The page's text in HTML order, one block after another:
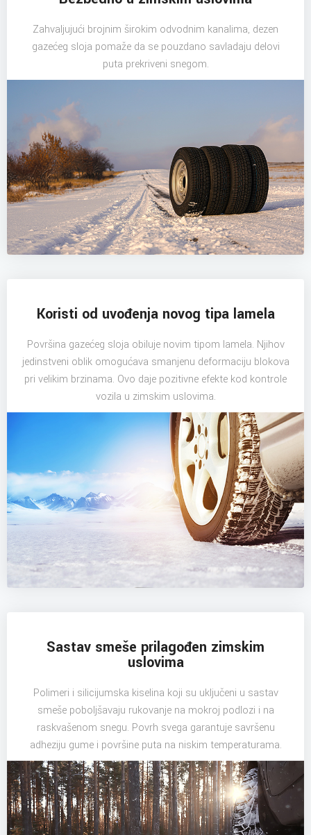
Zahvaljujući brojnim širokim odvodnim kanalima, dezen
gazećeg sloja pomaže da se pouzdano savladaju delovi
puta prekriveni snegom.
Koristi od uvođenja novog tipa lamela
Površina gazećeg sloja obiluje novim tipom lamela. Njihov
jedinstveni oblik omogućava smanjenu deformaciju blokova
pri velikim brzinama. Ovo daje pozitivne efekte kod kontrole
vozila u zimskim uslovima.
Sastav smeše prilagođen zimskim
uslovima
Polimeri i silicijumska kiselina koji su uključeni u sastav
smeše poboljšavaju rukovanje na mokroj podlozi i na
raskvašenom snegu. Povrh svega garantuje savršenu
adheziju gume i površine puta na niskim temperaturama.